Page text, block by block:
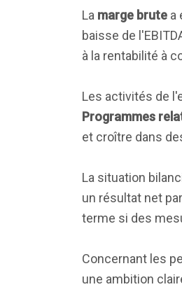
La marge brute a
baisse de
à la rentabilité à
Les activités de
Programmes
et croître dans
La situation
un résultat net
terme si des
Concernant les
une ambition